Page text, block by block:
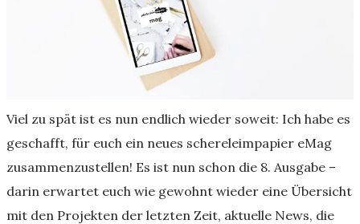
Viel zu spät ist es nun endlich wieder soweit: Ich habe es
geschafft, für euch ein neues schereleimpapier eMag
zusammenzustellen! Es ist nun schon die 8. Ausgabe –
darin erwartet euch wie gewohnt wieder eine Übersicht
mit den Projekten der letzten Zeit, aktuelle News, die